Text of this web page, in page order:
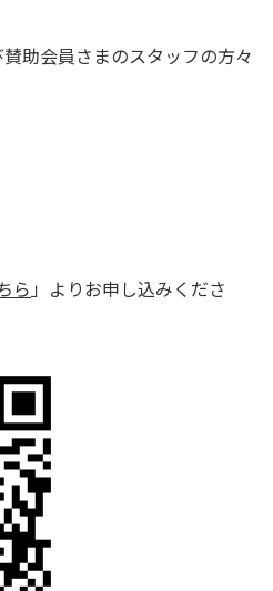
助会員さまのスタッフの方々
ら 」よりお申し込みくださ